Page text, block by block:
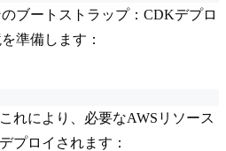
ブートストラップ：CDKデプロ
準備します：
れにより、必要なAWSリソース
プロイされます：